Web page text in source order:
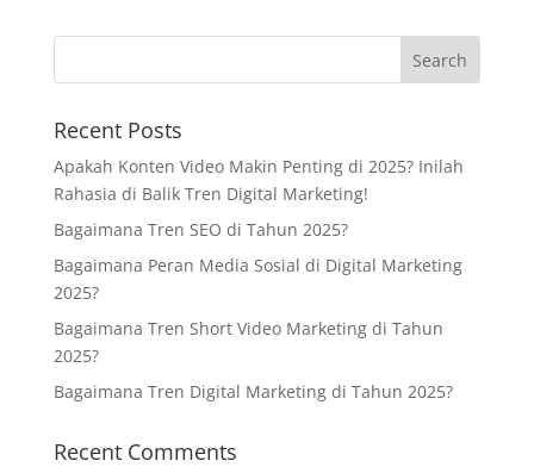
Recent Posts
Apakah Konten Video Makin Penting di 2025? Inilah
Rahasia di Balik Tren Digital Marketing!
Bagaimana Tren SEO di Tahun 2025?
Bagaimana Peran Media Sosial di Digital Marketing
2025?
Bagaimana Tren Short Video Marketing di Tahun
2025?
Bagaimana Tren Digital Marketing di Tahun 2025?
Recent Comments